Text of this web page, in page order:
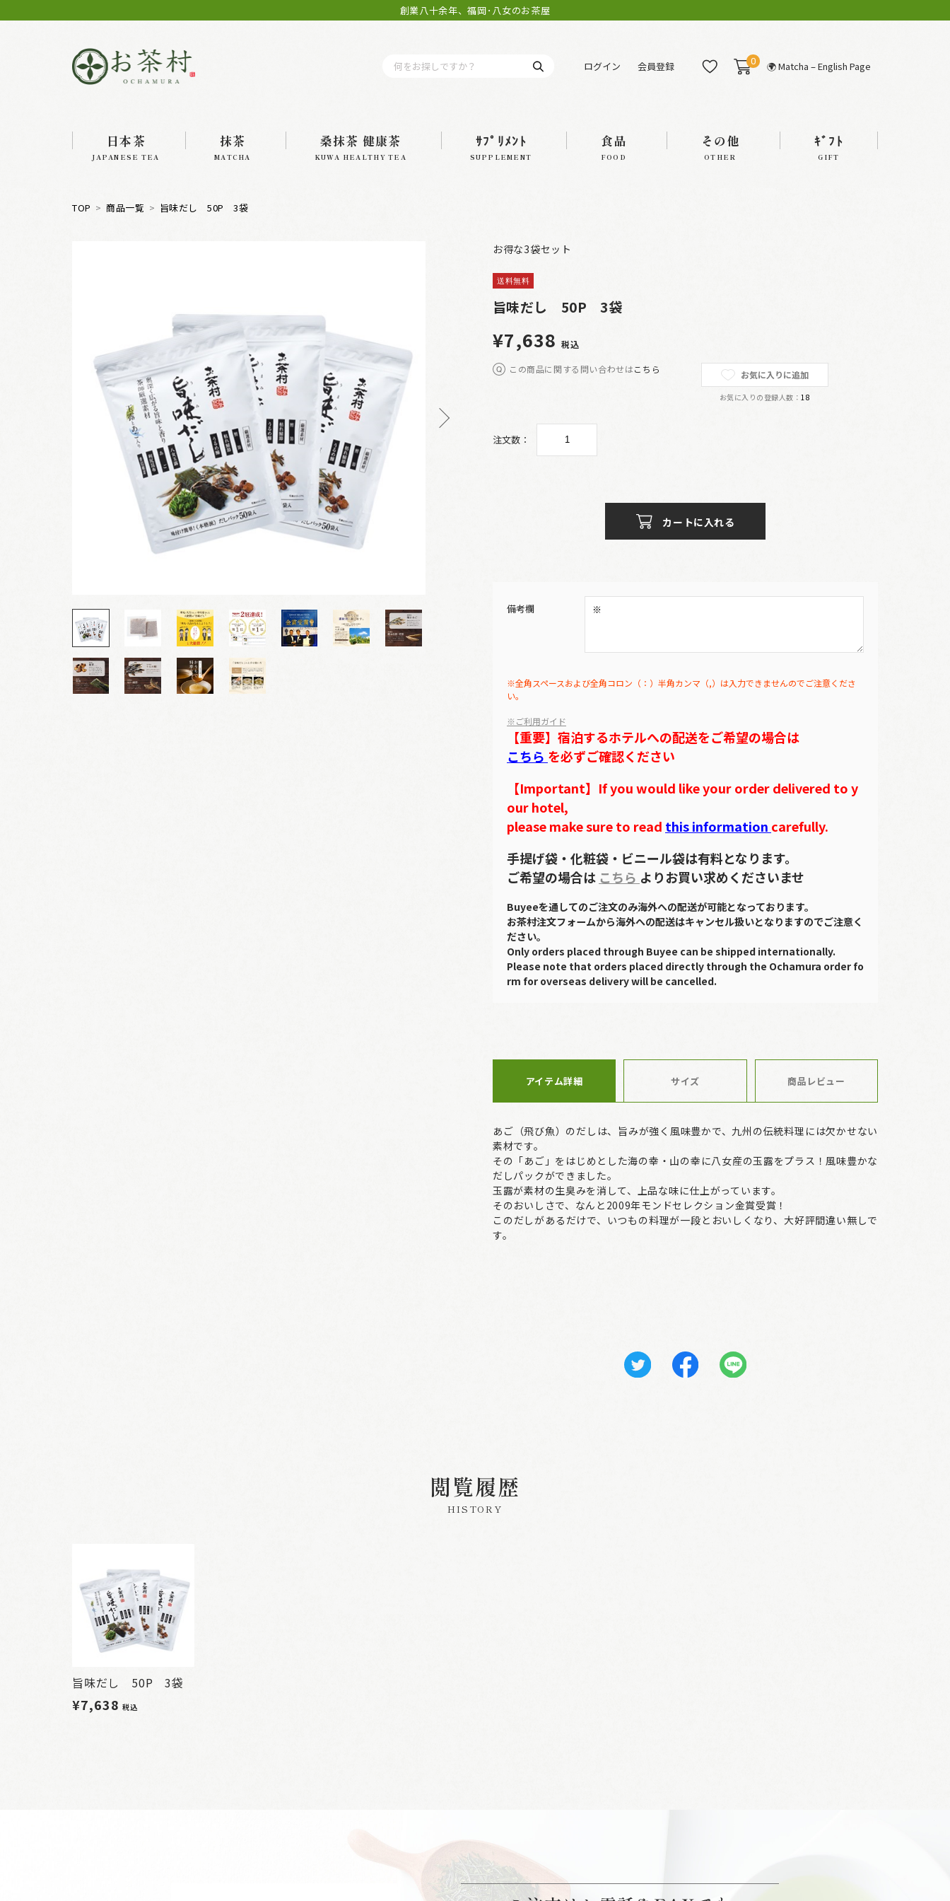
創業八十余年、福岡･八女のお茶屋
ログイン 会員登録 0 🌍 Matcha – English Page
日本茶
JAPANESE TEA
抹茶
MATCHA
桑抹茶 健康茶
KUWA HEALTHY TEA
ｻﾌﾟﾘﾒﾝﾄ
SUPPLEMENT
食品
FOOD
その他
OTHER
ｷﾞﾌﾄ
GIFT
TOP 商品一覧 旨味だし 50P 3袋
お得な3袋セット
送料無料
旨味だし 50P 3袋
¥7,638 税込
この商品に関する問い合わせはこちら お気に入りに追加
お気に入りの登録人数：18
注文数：
カートに入れる
備考欄
※全角スペースおよび全角コロン（：）半角カンマ（,）は入力できませんのでご注意くださ
い。
※ご利用ガイド
【重要】宿泊するホテルへの配送をご希望の場合は
こちら を必ずご確認ください
【Important】If you would like your order delivered to y
our hotel,
please make sure to read this information carefully.
手提げ袋・化粧袋・ビニール袋は有料となります。
ご希望の場合は こちら よりお買い求めくださいませ
Buyeeを通してのご注文のみ海外への配送が可能となっております。
お茶村注文フォームから海外への配送はキャンセル扱いとなりますのでご注意く
ださい。
Only orders placed through Buyee can be shipped internationally.
Please note that orders placed directly through the Ochamura order fo
rm for overseas delivery will be cancelled.
アイテム詳細 サイズ 商品レビュー
あご（飛び魚）のだしは、旨みが強く風味豊かで、九州の伝統料理には欠かせない
素材です。
その「あご」をはじめとした海の幸・山の幸に八女産の玉露をプラス！風味豊かな
だしパックができました。
玉露が素材の生臭みを消して、上品な味に仕上がっています。
そのおいしさで、なんと2009年モンドセレクション金賞受賞！
このだしがあるだけで、いつもの料理が一段とおいしくなり、大好評間違い無しで
す。
閲覧履歴
HISTORY
旨味だし 50P 3袋
¥7,638税込